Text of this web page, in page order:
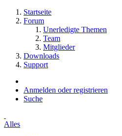
Startseite
Forum
Unerledigte Themen
Team
Mitglieder
Downloads
Support
Anmelden oder registrieren
Suche
Alles